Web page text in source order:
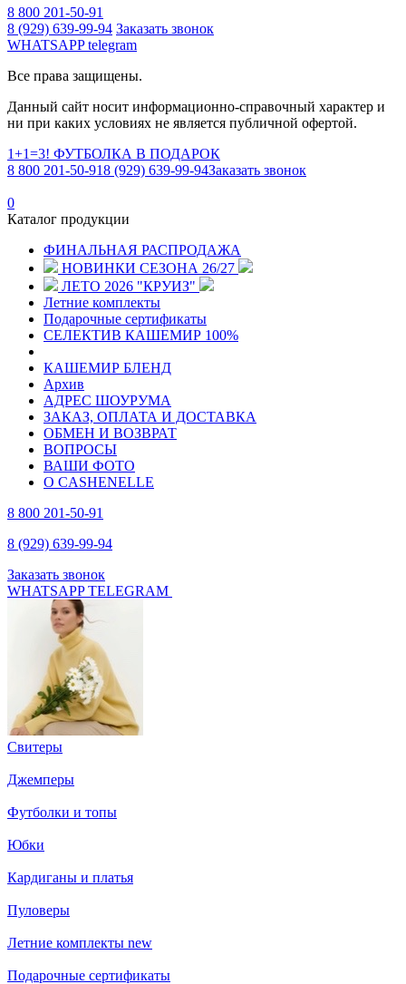
8 800 201-50-91
8 (929) 639-99-94 Заказать звонок
WHATSAPPtelegram
Все права защищены.
Данный сайт носит информационно-справочный характер и
ни при каких условиях не является публичной офертой.
1+1=3! ФУТБОЛКА В ПОДАРОК
8 800 201-50-918 (929) 639-99-94Заказать звонок
0
Каталог продукции
ФИНАЛЬНАЯ РАСПРОДАЖА
НОВИНКИ СЕЗОНА 26/27
ЛЕТО 2026 "КРУИЗ"
Летние комплекты
Подарочные сертификаты
СЕЛЕКТИВ КАШЕМИР 100%
КАШЕМИР БЛЕНД
Архив
АДРЕС ШОУРУМА
ЗАКАЗ, ОПЛАТА И ДОСТАВКА
ОБМЕН И ВОЗВРАТ
ВОПРОСЫ
ВАШИ ФОТО
О CASHENELLE
8 800 201-50-91
8 (929) 639-99-94
Заказать звонок
WHATSAPPTELEGRAM
Свитеры
Джемперы
Футболки и топы
Юбки
Кардиганы и платья
Пуловеры
Летние комплекты new
Подарочные сертификаты